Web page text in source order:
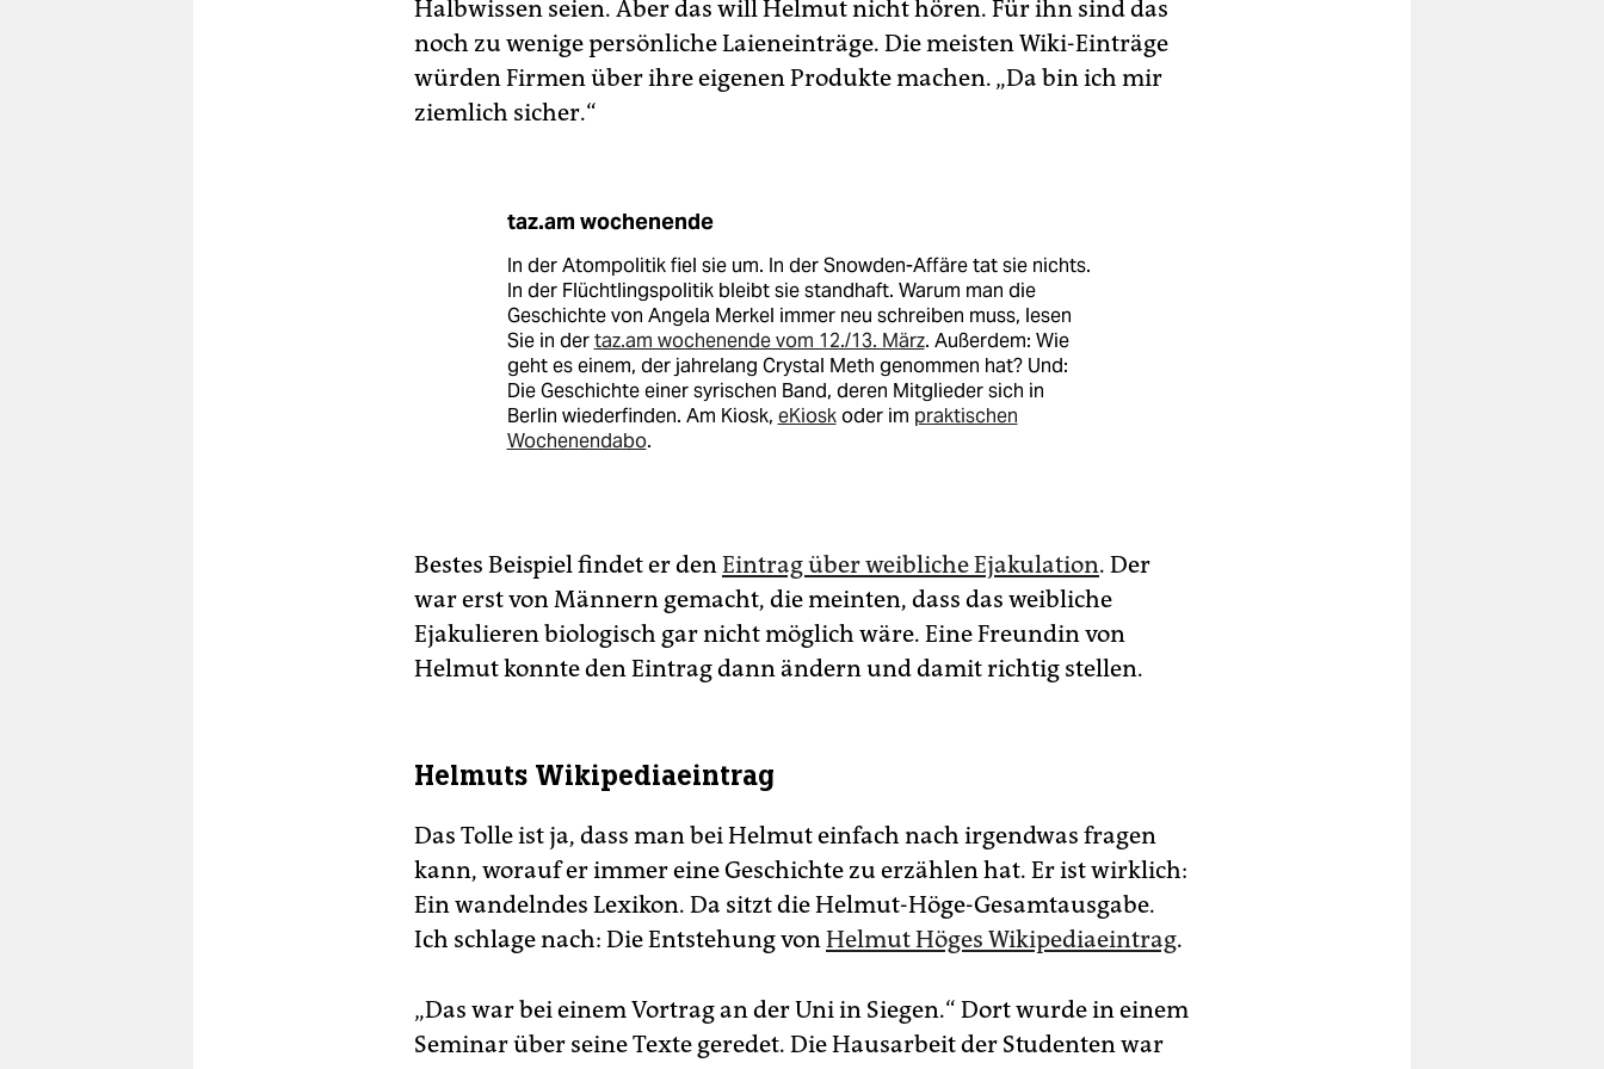
Halbwissen seien. Aber das will Helmut nicht hören. Für ihn sind das
noch zu wenige persönliche Laieneinträge. Die meisten Wiki-Einträge
würden Firmen über ihre eigenen Produkte machen. „Da bin ich mir
ziemlich sicher.“
taz.am wochenende
In der Atompolitik fiel sie um. In der Snowden-Affäre tat sie nichts.
In der Flüchtlingspolitik bleibt sie standhaft. Warum man die
Geschichte von Angela Merkel immer neu schreiben muss, lesen
Sie in dertaz.am wochenende vom 12./13. März. Außerdem: Wie
geht es einem, der jahrelang Crystal Meth genommen hat? Und:
Die Geschichte einer syrischen Band, deren Mitglieder sich in
Berlin wiederfinden. Am Kiosk, eKioskoder im praktischen
Wochenendabo.
Bestes Beispiel findet er denEintrag über weibliche Ejakulation. Der
war erst von Männern gemacht, die meinten, dass das weibliche
Ejakulieren biologisch gar nicht möglich wäre. Eine Freundin von
Helmut konnte den Eintrag dann ändern und damit richtig stellen.
Helmuts Wikipediaeintrag
Das Tolle ist ja, dass man bei Helmut einfach nach irgendwas fragen
kann, worauf er immer eine Geschichte zu erzählen hat. Er ist wirklich:
Ein wandelndes Lexikon. Da sitzt die Helmut-Höge-Gesamtausgabe.
Ich schlage nach: Die Entstehung vonHelmut Höges Wikipediaeintrag.
„Das war bei einem Vortrag an der Uni in Siegen.“ Dort wurde in einem
Seminar über seine Texte geredet. Die Hausarbeit der Studenten war